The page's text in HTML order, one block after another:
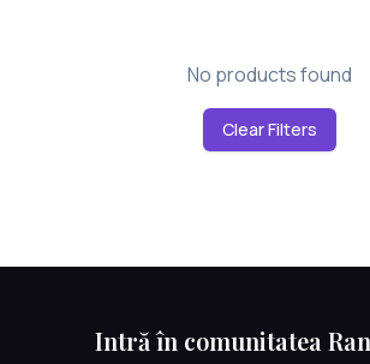
No products found
Clear Filters
Intră în comunitatea